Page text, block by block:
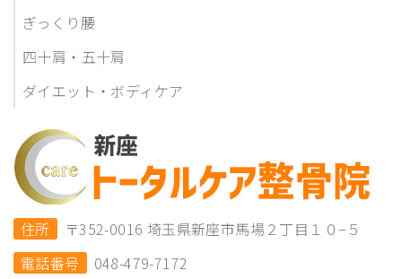
ぎっくり腰
四十肩・五十肩
ダイエット・ボディケア
住所
〒352-0016 埼玉県新座市馬場２丁目１０−５
電話番号
048-479-7172